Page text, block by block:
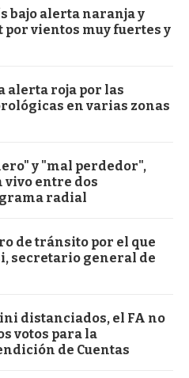
bajo alerta naranja y
vientos muy fuertes y
alerta roja por las
en varias zonas
y "mal perdedor",
entre dos
radial
de tránsito por el que
secretario general de
distanciados, el FA no
votos para la
de Cuentas